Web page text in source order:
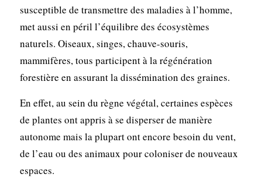
susceptible de transmettre des maladies à l’homme,
met aussi en péril l’équilibre des écosystèmes
naturels. Oiseaux, singes, chauve-souris,
mammifères, tous participent à la régénération
forestière en assurant la dissémination des graines.
En effet, au sein du règne végétal, certaines espèces
de plantes ont appris à se disperser de manière
autonome mais la plupart ont encore besoin du vent,
de l’eau ou des animaux pour coloniser de nouveaux
espaces.